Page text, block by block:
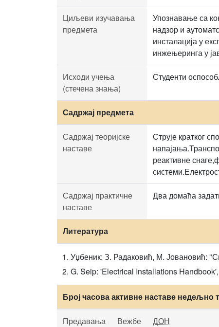
Циљеви изучавања
предмета
Упознавање са
надзор и
инсталација у
инжењеринга у
Исходи учења
(стечена знања)
Студенти
Садржај предмета
Садржај теоријске
наставе
Струје кратког
реактивне
Садржај практичне
наставе
Два домаћа
Литература
Уџбеник: З. Радаковић, М. Јовановић:
G. Seip: 'Electrical Installations
Број часова активне наставе недељно
Предавања Вежбе ДОН